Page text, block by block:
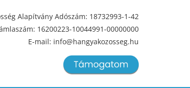
Alapítvány Adószám: 18732993-1-42
16200223-10044991-00000000
E-mail: info@hangyakozosseg.hu